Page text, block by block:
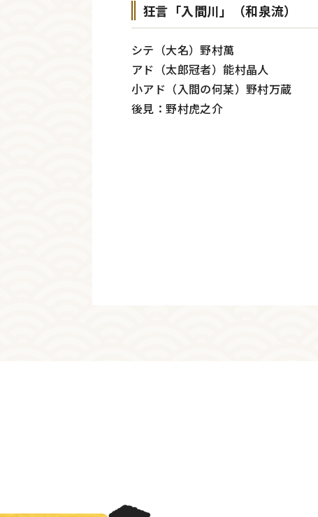
狂言「入間川」（和泉流）
シテ（大名）野村萬
アド（太郎冠者）能村晶人
小アド（入間の何某）野村万蔵
後見：野村虎之介